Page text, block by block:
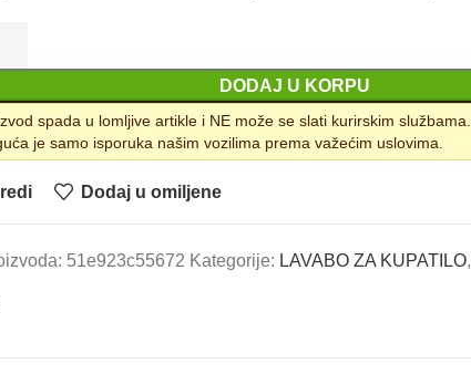
DODAJ U KORPU
spada u lomljive artikle i NE može se slati kurirskim službama.
je samo isporuka našim vozilima prema važećim uslovima.
Dodaj u omiljene
51e923c55672 Kategorije: LAVABO ZA KUPATILO,